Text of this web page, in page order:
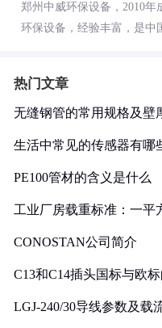
郑州中威环保设备，2010
环保设备，经验丰富，是中
热门文章
无缝钢管的常用规格及壁
生活中常见的传感器有哪
PE100管材的含义是什么
工业厂房载重标准：一平
CONOSTAN公司简介
C13和C14插头国标与欧
LGJ-240/30导线参数及载